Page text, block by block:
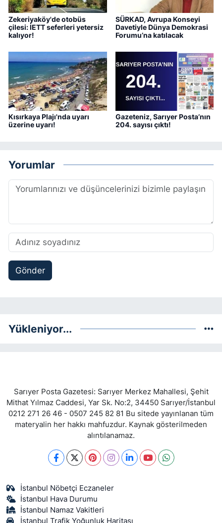
Zekeriyaköy'de otobüs
çilesi: İETT seferleri yetersiz
kalıyor!
SÜRKAD, Avrupa Konseyi
Davetiyle Dünya Demokrasi
Forumu’na katılacak
Kısırkaya Plajı'nda uyarı
üzerine uyarı!
Gazeteniz, Sarıyer Posta’nın
204. sayısı çıktı!
Yorumlar
Gönder
Yükleniyor...
Sarıyer Posta Gazetesi: Sarıyer Merkez Mahallesi, Şehit
Mithat Yılmaz Caddesi, Yar Sk. No:2, 34450 Sarıyer/İstanbul
0212 271 26 46 - 0507 245 82 81 Bu sitede yayınlanan tüm
materyalin her hakkı mahfuzdur. Kaynak gösterilmeden
alıntılanamaz.
İstanbul Nöbetçi Eczaneler
İstanbul Hava Durumu
İstanbul Namaz Vakitleri
İstanbul Trafik Yoğunluk Haritası